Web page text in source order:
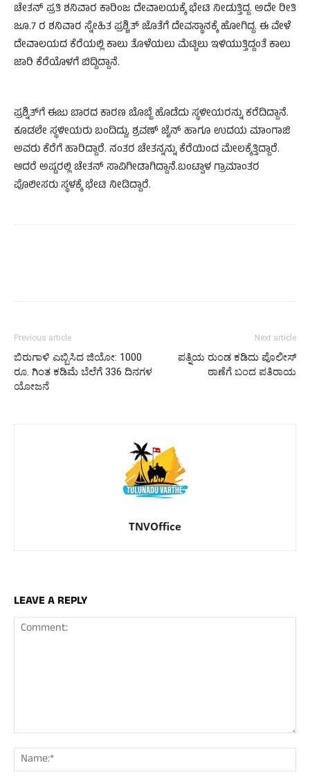
ಚೇತನ್ ಪ್ರತಿ ಶನಿವಾರ ಕಾರಿಂಜ ದೇವಾಲಯಕ್ಕೆ ಭೇಟಿ ನೀಡುತ್ತಿದ್ದ. ಅದೇ ರೀತಿ
ಜೂ.7 ರ ಶನಿವಾರ ಸ್ನೇಹಿತ ಪ್ರಶ್ಚಿತ್ ಜೊತೆಗೆ ದೇವಸ್ಥಾನಕ್ಕೆ ಹೋಗಿದ್ದ. ಈ ವೇಳೆ
ದೇವಾಲಯದ ಕೆರೆಯಲ್ಲಿ ಕಾಲು ತೊಳೆಯಲು ಮೆಟ್ಟಿಲು ಇಳಿಯುತ್ತಿದ್ದಂತೆ ಕಾಲು
ಜಾರಿ ಕೆರೆಯೊಳಗೆ ಬಿದ್ದಿದ್ದಾನೆ.
ಪ್ರಶ್ನಿತ್‌ಗೆ ಈಜು ಬಾರದ ಕಾರಣ ಬೊಬ್ಬೆ ಹೊಡೆದು ಸ್ಥಳೀಯರನ್ನು ಕರೆದಿದ್ದಾನೆ.
ಕೂಡಲೇ ಸ್ಥಳೀಯರು ಬಂದಿದ್ದು, ಶ್ರವಣ್ ಜೈನ್ ಹಾಗೂ ಉದಯ ಮಾಂಗಾಜಿ
ಅವರು ಕೆರೆಗೆ ಹಾರಿದ್ದಾರೆ. ನಂತರ ಚೇತನ್ನನ್ನು ಕೆರೆಯಿಂದ ಮೇಲಕ್ಕೆತ್ತಿದ್ದಾರೆ.
ಆದರೆ ಅಷ್ಟರಲ್ಲಿ ಚೇತನ್ ಸಾವಿಗೀಡಾಗಿದ್ದಾನೆ.ಬಂಟ್ವಾಳ ಗ್ರಾಮಾಂತರ
ಪೊಲೀಸರು ಸ್ಥಳಕ್ಕೆ ಭೇಟಿ ನೀಡಿದ್ದಾರೆ.
Previous article
ಬಿರುಗಾಳಿ ಎಬ್ಬಿಸಿದ ಜಿಯೋ: 1000
ರೂ. ಗಿಂತ ಕಡಿಮೆ ಬೆಲೆಗೆ 336 ದಿನಗಳ
ಯೋಜನೆ
Next article
ಪತ್ನಿಯ ರುಂಡ ಕಡಿದು ಪೊಲೀಸ್
ಠಾಣೆಗೆ ಬಂದ ಪತಿರಾಯ
TNVOffice
LEAVE A REPLY